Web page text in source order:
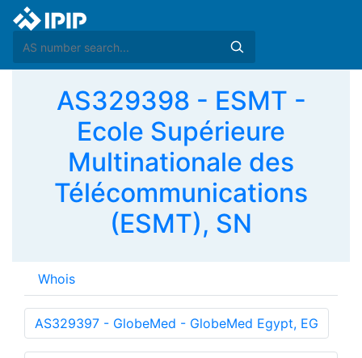
AS329398 - ESMT -
Ecole Supérieure
Multinationale des
Télécommunications
(ESMT), SN
Whois
AS329397 - GlobeMed - GlobeMed Egypt, EG